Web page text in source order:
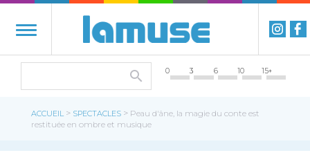
0 3 6 10 15+
ACCUEIL > SPECTACLES > Peau d'âne, la magie du conte est
restituée en ombre et musique